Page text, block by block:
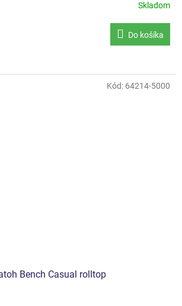
Skladom
Do košíka
Bench Casual rolltop
Kód: 64214-5000